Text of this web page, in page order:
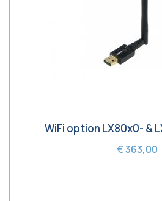
WiFi option LX80x0- &
€ 363,00